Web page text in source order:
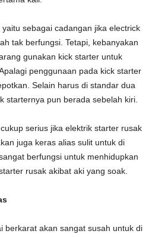
sebagai cadangan jika electrick
tak berfungsi. Tetapi, kebanyakan
gunakan kick starter untuk
penggunaan pada kick starter
Selain harus di standar dua
starternya pun berada sebelah kiri.
serius jika elektrik starter rusak
juga keras alias sulit untuk di
berfungsi untuk menhidupkan
rusak akibat aki yang soak.
berkarat akan sangat susah untuk di